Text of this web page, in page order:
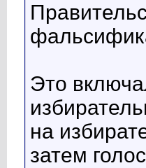
Это
на
затем